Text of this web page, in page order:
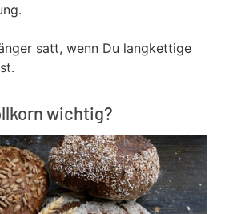
satt, wenn Du langkettige
wichtig?